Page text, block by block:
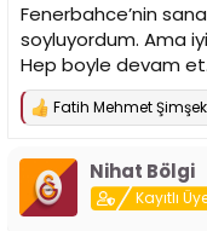
Fenerbahce’nin
soyluyordum. Ama
Hep boyle devam
T
p
l
Fatih Mehmet Şimşek
Nihat Bölgi
Kayıtlı